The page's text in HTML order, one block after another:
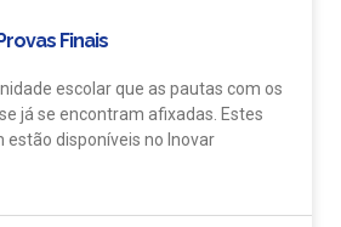
Finais
escolar que as pautas com os
já se encontram afixadas. Estes
disponíveis no Inovar